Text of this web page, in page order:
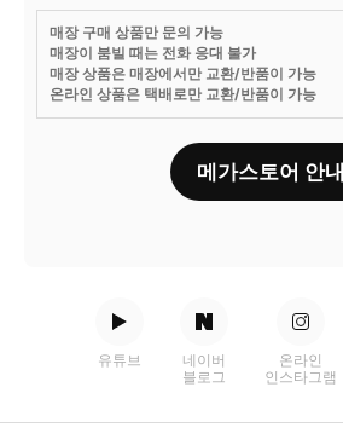
매장 구매 상품만 문의 가능
매장이 붐빌 때는 전화 응대 불가
매장 상품은 매장에서만 교환/반품이 가능
온라인 상품은 택배로만 교환/반품이 가능
메가스토어 안내
유튜브
네이버
블로그
온라인
인스타그램